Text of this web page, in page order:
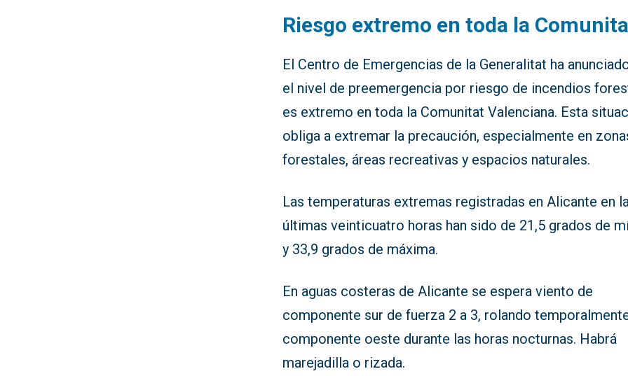
Riesgo extremo en toda la
El Centro de Emergencias de la Generalitat ha
el nivel de preemergencia por riesgo de incendios
es extremo en toda la Comunitat Valenciana. Esta
obliga a extremar la precaución, especialmente en
forestales, áreas recreativas y espacios naturales.
Las temperaturas extremas registradas en Alicante en
últimas veinticuatro horas han sido de 21,5 grados de
y 33,9 grados de máxima.
En aguas costeras de Alicante se espera viento de
componente sur de fuerza 2 a 3, rolando
componente oeste durante las horas nocturnas. Habrá
marejadilla o rizada.